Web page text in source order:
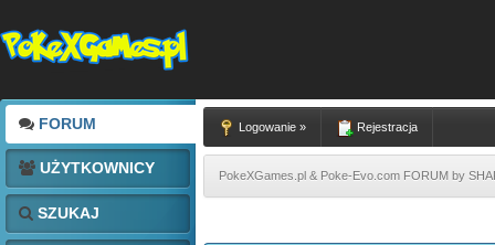
FORUM
UŻYTKOWNICY
SZUKAJ
Logowanie » Rejestracja
PokeXGames.pl & Poke-Evo.com FORUM by